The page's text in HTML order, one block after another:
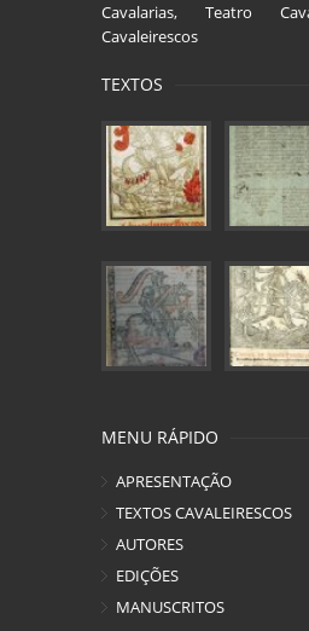
Cavalarias, Teatro
Cavaleirescos
TEXTOS
MENU RÁPIDO
APRESENTAÇÃO
TEXTOS CAVALEIRESCOS
AUTORES
EDIÇÕES
MANUSCRITOS